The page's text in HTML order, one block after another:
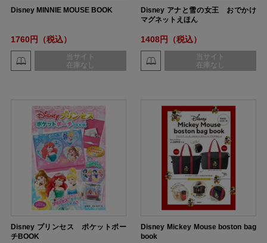
Disney MINNIE MOUSE BOOK
1760円（税込）
当サイト
在庫なし
Disney アナと雪の女王 おでかけ
マグネットえほん
1408円（税込）
当サイト
在庫なし
Disney プリンセス ポケットポー
チBOOK
Disney Mickey Mouse boston bag
book